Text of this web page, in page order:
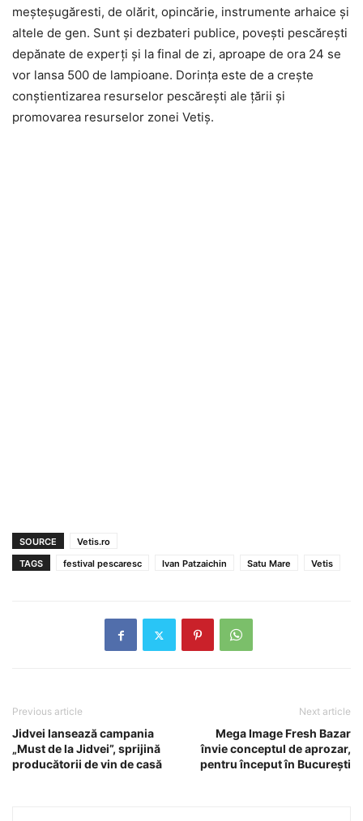
meşteşugăresti, de olărit, opincărie, instrumente arhaice şi
altele de gen. Sunt şi dezbateri publice, poveşti pescăreşti
depănate de experţi şi la final de zi, aproape de ora 24 se
vor lansa 500 de lampioane. Dorinţa este de a creşte
conştientizarea resurselor pescăreşti ale ţării şi
promovarea resurselor zonei Vetiş.
SOURCE
Vetis.ro
TAGS
festival pescaresc Ivan Patzaichin Satu Mare Vetis
Previous article
Jidvei lansează campania
„Must de la Jidvei”, sprijină
producătorii de vin de casă
Next article
Mega Image Fresh Bazar
învie conceptul de aprozar,
pentru început în Bucureşti